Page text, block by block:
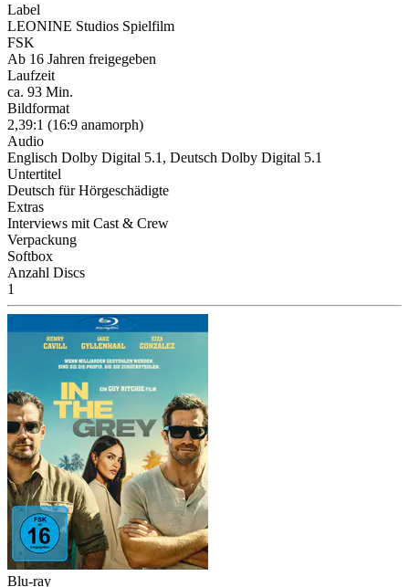
Label
LEONINE Studios Spielfilm
FSK
Ab 16 Jahren freigegeben
Laufzeit
ca. 93 Min.
Bildformat
2,39:1 (16:9 anamorph)
Audio
Englisch Dolby Digital 5.1, Deutsch Dolby Digital 5.1
Untertitel
Deutsch für Hörgeschädigte
Extras
Interviews mit Cast & Crew
Verpackung
Softbox
Anzahl Discs
1
Blu-ray